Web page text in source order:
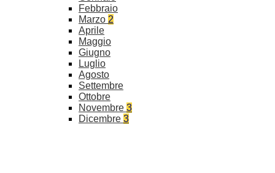
Febbraio
Marzo 2
Aprile
Maggio
Giugno
Luglio
Agosto
Settembre
Ottobre
Novembre 3
Dicembre 3